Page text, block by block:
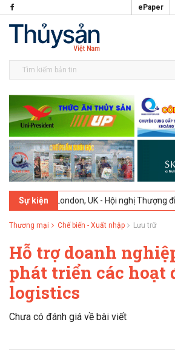
ePaper
Sự kiện
London, UK - Hội nghị Thượng đỉnh Đổi
Thương mại Chế biến - Xuất nhập Lưu trữ
Hỗ trợ doanh
phát triển các hoạt
logistics
Chưa có đánh giá về bài viết